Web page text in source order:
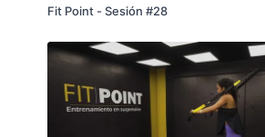
Fit Point - Sesión #28